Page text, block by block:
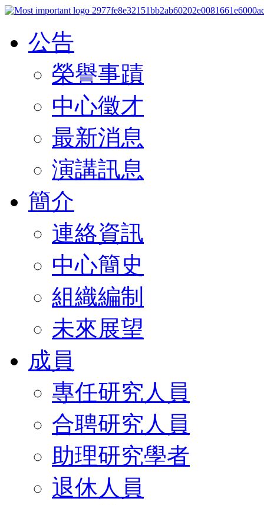
公告
榮譽事蹟
中心徵才
最新消息
演講訊息
簡介
連絡資訊
中心簡史
組織編制
未來展望
成員
專任研究人員
合聘研究人員
助理研究學者
退休人員